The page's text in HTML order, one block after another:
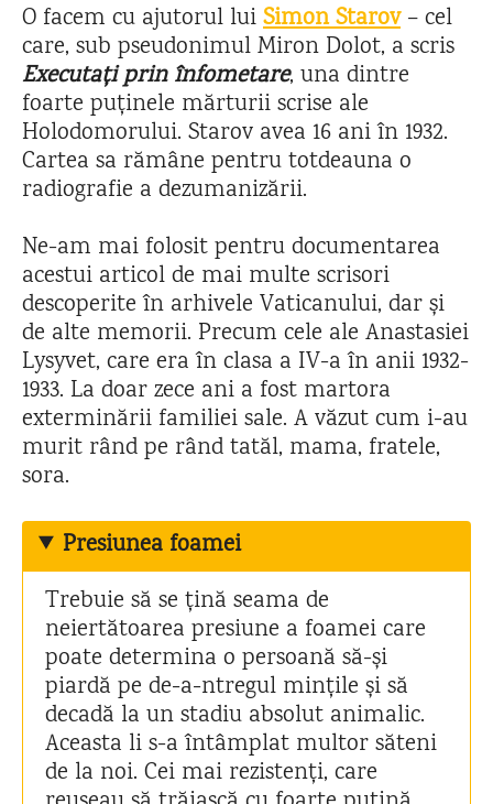
O facem cu ajutorul luiSimon Starov– cel
care, sub pseudonimul Miron Dolot, a scris
Executați prin înfometare, una dintre
foarte puținele mărturii scrise ale
Holodomorului. Starov avea 16 ani în 1932.
Cartea sa rămâne pentru totdeauna o
radiografie a dezumanizării.
Ne-am mai folosit pentru documentarea
acestui articol de mai multe scrisori
descoperite în arhivele Vaticanului, dar și
de alte memorii. Precum cele ale Anastasiei
Lysyvet, care era în clasa a IV-a în anii 1932-
1933. La doar zece ani a fost martora
exterminării familiei sale. A văzut cum i-au
murit rând pe rând tatăl, mama, fratele,
sora.
Presiunea foamei
Trebuie să se țină seama de
neiertătoarea presiune a foamei care
poate determina o persoană să-și
piardă pe de-a-ntregul mințile și să
decadă la un stadiu absolut animalic.
Aceasta li s-a întâmplat multor săteni
de la noi. Cei mai rezistenți, care